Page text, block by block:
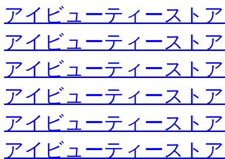
アイビューティースト
アイビューティースト
アイビューティースト
アイビューティースト
アイビューティースト
アイビューティースト